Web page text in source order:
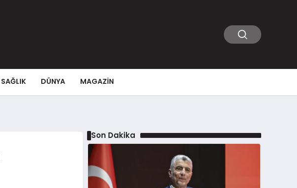
SAĞLIK DÜNYA MAGAZIN
Son Dakika